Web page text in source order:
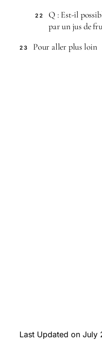
22
Q : Est-il
par un jus de
23 Pour aller plus loin
Last Updated on July